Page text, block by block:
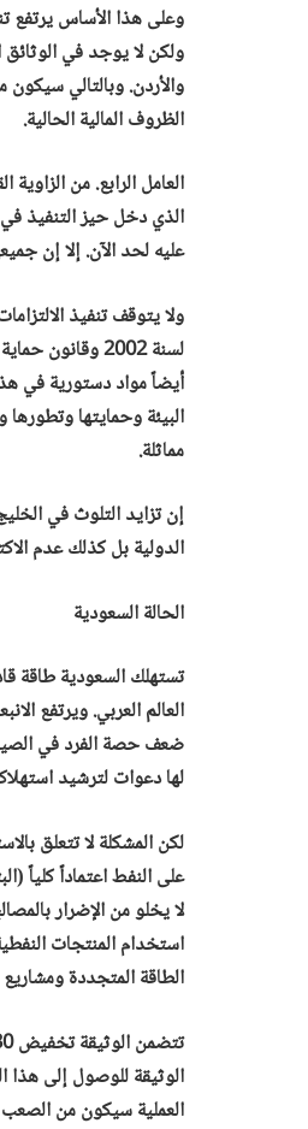
وعلى هذا الأساس يرتفع
ولكن لا يوجد في
والأردن. وبالتالي
الظروف المالية الحالية.
العامل الرابع. من
عليه لحد الآن. إلا إن جميعها وقعت
مماثلة.
إن تزايد التلوث في
الدولية بل كذلك عدم
الحالة السعودية
ضعف حصة الفرد في
لها دعوات لترشيد
لكن المشكلة لا تتعلق
على النفط اعتماداً كلياً
لا يخلو من الإضرار
استخدام المنتجات
الطاقة المتجددة
الوثيقة للوصول إلى هذا
العملية سيكون من